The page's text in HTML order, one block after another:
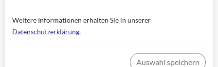
Doch was nützen die schönsten Förderprogramme und
politischen Initiativen, wenn ein wichtiges Schmiermittel des
Unternehmen der deutschen Kultur- und Kreativwirtschaft
Weitere Informationen erhalten Sie in unserer
Datenschutzerklärung.
Auswahl speichern